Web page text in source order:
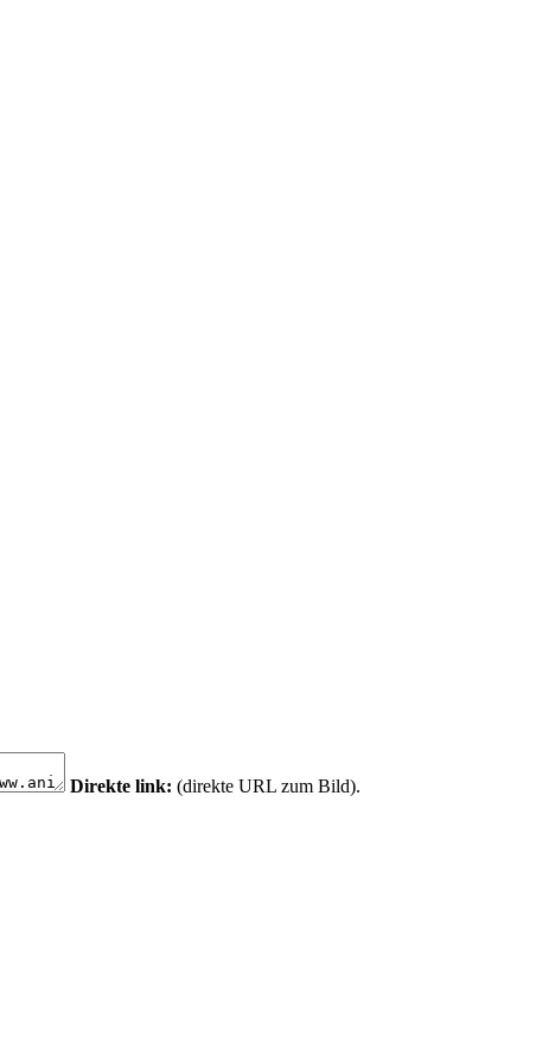
Direkte link: (direkte URL zum Bild).